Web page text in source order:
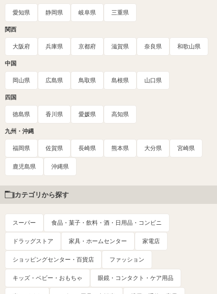
愛知県 静岡県 岐阜県 三重県
関西
大阪府 兵庫県 京都府 滋賀県 奈良県 和歌山県
中国
岡山県 広島県 鳥取県 島根県 山口県
四国
徳島県 香川県 愛媛県 高知県
九州・沖縄
福岡県 佐賀県 長崎県 熊本県 大分県 宮崎県
鹿児島県 沖縄県
カテゴリから探す
スーパー 食品・菓子・飲料・酒・日用品・コンビニ
ドラッグストア 家具・ホームセンター 家電店
ショッピングセンター・百貨店 ファッション
キッズ・ベビー・おもちゃ 眼鏡・コンタクト・ケア用品